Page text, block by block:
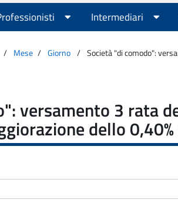
Intermediari
Mese Giorno
Società "di comodo":
versamento 3 rata
dello